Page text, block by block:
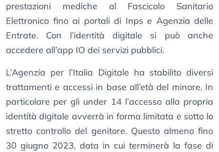
prestazioni mediche al Fascicolo Sanitario
Elettronico fino ai portali di Inps e Agenzia delle
Entrate. Con l’identità digitale si può anche
accedere all’app IO dei servizi pubblici.
L’Agenzia per l’Italia Digitale ha stabilito diversi
trattamenti e accessi in base all’età del minore. In
particolare per gli under 14 l’accesso alla propria
identità digitale avverrà in forma limitata e sotto lo
stretto controllo del genitore. Questo almeno fino
30 giugno 2023, data in cui terminerà la fase di